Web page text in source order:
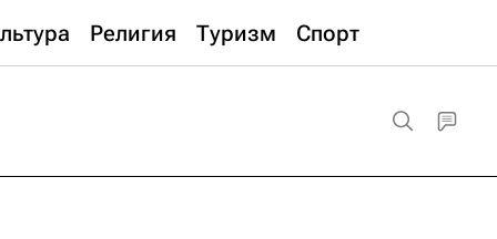
Религия Туризм Спорт